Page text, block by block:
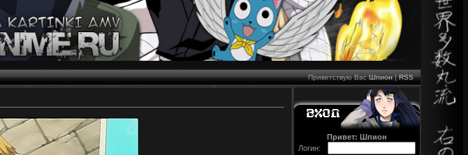
Приветствую Вас Шпион|RSS
Привет: Шпион
Логин: